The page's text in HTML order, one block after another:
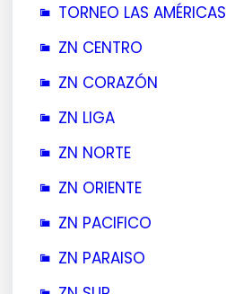
TORNEO LAS AMÉRICAS
ZN CENTRO
ZN CORAZÓN
ZN LIGA
ZN NORTE
ZN ORIENTE
ZN PACIFICO
ZN PARAISO